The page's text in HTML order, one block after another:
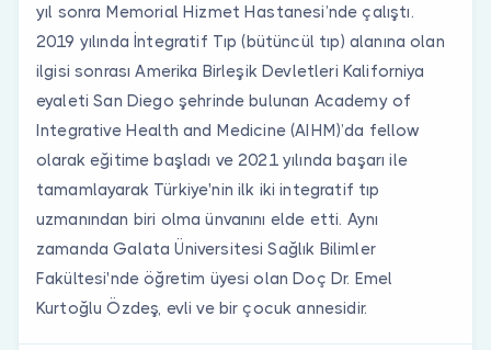
yıl sonra Memorial Hizmet Hastanesi’nde çalıştı.
2019 yılında İntegratif Tıp (bütüncül tıp) alanına olan
ilgisi sonrası Amerika Birleşik Devletleri Kaliforniya
eyaleti San Diego şehrinde bulunan Academy of
Integrative Health and Medicine (AIHM)’da fellow
olarak eğitime başladı ve 2021 yılında başarı ile
tamamlayarak Türkiye'nin ilk iki integratif tıp
uzmanından biri olma ünvanını elde etti. Aynı
zamanda Galata Üniversitesi Sağlık Bilimler
Fakültesi'nde öğretim üyesi olan Doç Dr. Emel
Kurtoğlu Özdeş, evli ve bir çocuk annesidir.